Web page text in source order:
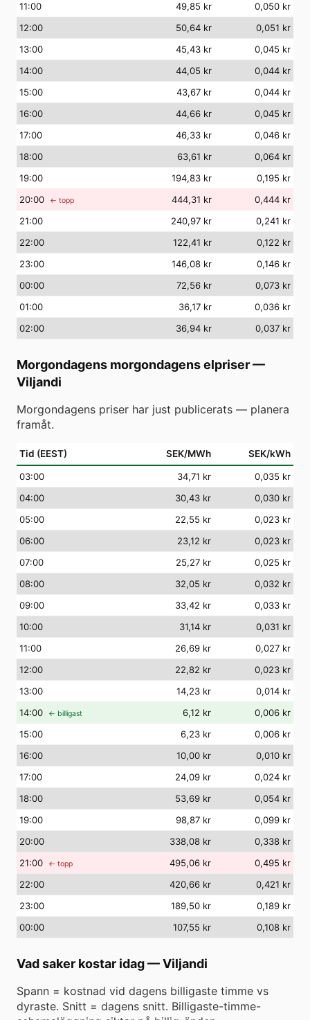
11:00 49,85 kr
0,050 kr
12:00 50,64 kr
0,051 kr
13:00 45,43 kr
0,045 kr
14:00 44,05 kr
0,044 kr
15:00 43,67 kr
0,044 kr
16:00 44,66 kr
0,045 kr
17:00 46,33 kr
0,046 kr
18:00 63,61 kr
0,064 kr
19:00 194,83 kr
0,195 kr
20:00 ← topp 444,31 kr
0,444 kr
21:00 240,97 kr
0,241 kr
22:00 122,41 kr
0,122 kr
23:00 146,08 kr
0,146 kr
00:00 72,56 kr
0,073 kr
01:00 36,17 kr
0,036 kr
02:00 36,94 kr 0,037 kr
Morgondagens morgondagens elpriser—
Viljandi
Morgondagens priser har just publicerats — planera
framåt.
Tid (EEST) SEK/MWh SEK/kWh
03:00 34,71 kr
0,035 kr
04:00 30,43 kr
0,030 kr
05:00 22,55 kr
0,023 kr
06:00 23,12 kr
0,023 kr
07:00 25,27 kr
0,025 kr
08:00 32,05 kr
0,032 kr
09:00 33,42 kr
0,033 kr
10:00 31,14 kr
0,031 kr
11:00 26,69 kr
0,027 kr
12:00 22,82 kr
0,023 kr
13:00 14,23 kr
0,014 kr
14:00 ← billigast 6,12 kr
0,006 kr
15:00 6,23 kr
0,006 kr
16:00 10,00 kr
0,010 kr
17:00 24,09 kr
0,024 kr
18:00 53,69 kr
0,054 kr
19:00 98,87 kr
0,099 kr
20:00 338,08 kr
0,338 kr
21:00 ← topp 495,06 kr
0,495 kr
22:00 420,66 kr
0,421 kr
23:00 189,50 kr
0,189 kr
00:00 107,55 kr 0,108 kr
Vad saker kostar idag—Viljandi
Spann = kostnad vid dagens billigaste timme vs
dyraste. Snitt = dagens snitt. Billigaste-timme-